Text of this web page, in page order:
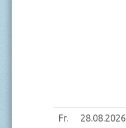
Fr. 28.08.2026